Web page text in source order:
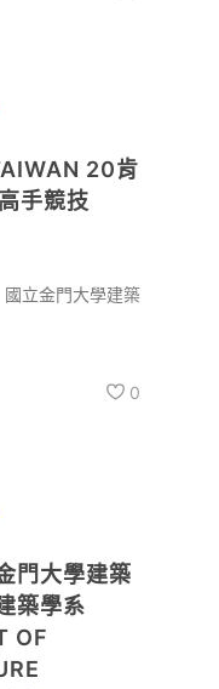
20肯
手競技
國立金門大學建築
0
門大學建築
築學系
OF